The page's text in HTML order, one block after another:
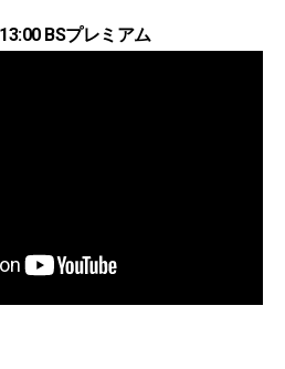
BSプレミアム